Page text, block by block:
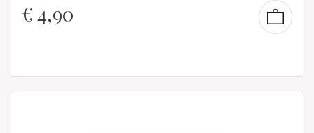
€4,90